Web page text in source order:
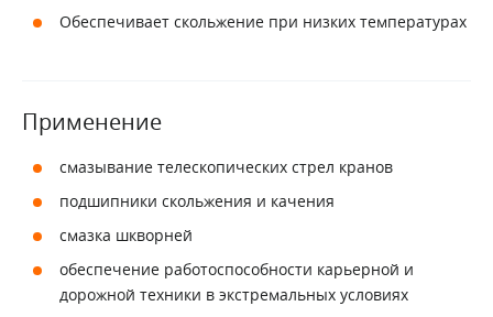
Обеспечивает скольжение при низких температурах
Применение
смазывание телескопических стрел кранов
подшипники скольжения и качения
смазка шкворней
обеспечение работоспособности карьерной и
дорожной техники в экстремальных условиях